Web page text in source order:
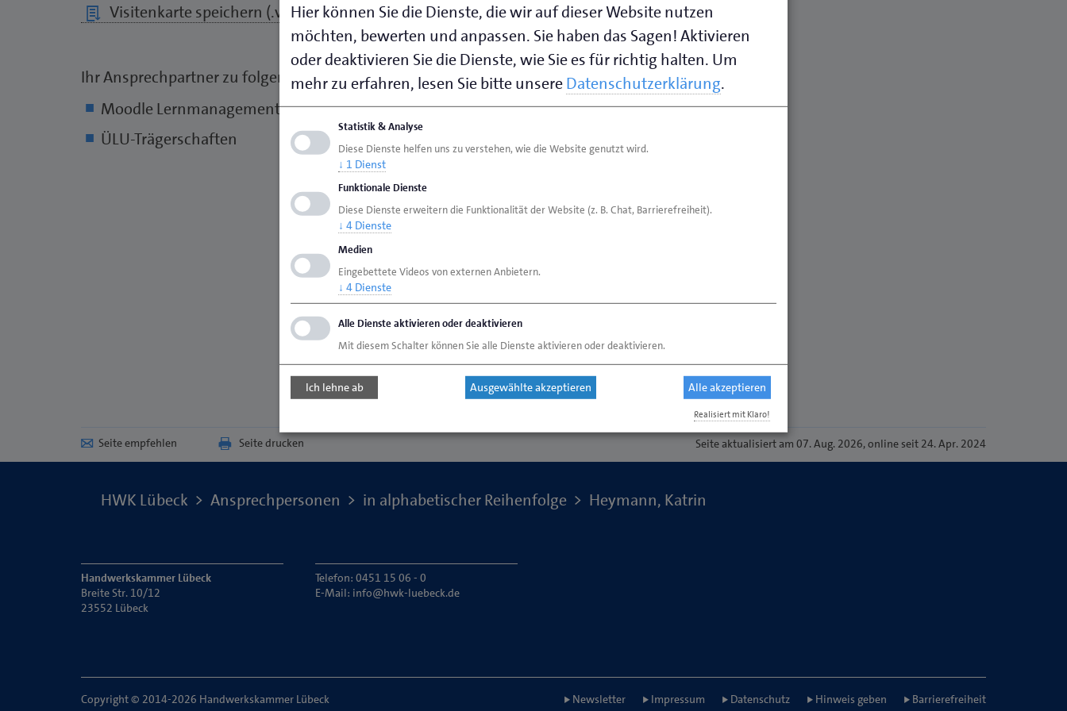
Visitenkarte speichern (.vcf)
Ihr Ansprechpartner zu folgenden Themen:
Moodle Lernmanagementsystem
ÜLU-Trägerschaften
Seite empfehlen Seite drucken Seiteaktualisiert am 07. Aug. 2026, online seit 24. Apr. 2024
HWK Lübeck Ansprechpersonen in alphabetischer Reihenfolge Heymann, Katrin
Handwerkskammer Lübeck
Breite Str. 10/12
23552 Lübeck
Telefon: 0451 15 06 - 0
E-Mail: info@hwk-luebeck.de
Copyright © 2014-2026 Handwerkskammer Lübeck Newsletter Impressum Datenschutz Hinweis geben Barrierefreiheit
Hier können Sie die Dienste, die wir auf dieser Website nutzen
möchten, bewerten und anpassen. Sie haben das Sagen! Aktivieren
oder deaktivieren Sie die Dienste, wie Sie es für richtig halten. Um
mehr zu erfahren, lesen Sie bitte unsereDatenschutzerklärung.
Statistik & Analyse
Diese Dienste helfen uns zu verstehen, wie die Website genutzt wird.
↓ 1 Dienst
Funktionale Dienste
Diese Dienste erweitern die Funktionalität der Website (z. B. Chat, Barrierefreiheit).
↓ 4 Dienste
Medien
Eingebettete Videos von externen Anbietern.
↓ 4 Dienste
Alle Dienste aktivieren oder deaktivieren
Mit diesem Schalter können Sie alle Dienste aktivieren oder deaktivieren.
Ich lehne ab Ausgewählte akzeptieren Alle akzeptieren
Realisiert mit Klaro!